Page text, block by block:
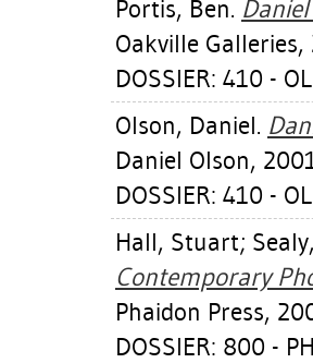
Portis, Ben.
Oakville Galleries,
DOSSIER: 410 -
Olson, Daniel.
Daniel Olson,
DOSSIER: 410 -
Hall, Stuart;
Contemporary
Phaidon Press,
DOSSIER: 800 -